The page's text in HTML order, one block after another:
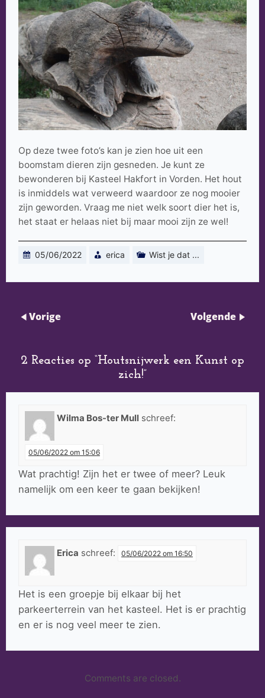
Op deze twee foto’s kan je zien hoe uit een
boomstam dieren zijn gesneden. Je kunt ze
bewonderen bij Kasteel Hakfort in Vorden. Het hout
is inmiddels wat verweerd waardoor ze nog mooier
zijn geworden. Vraag me niet welk soort dier het is,
het staat er helaas niet bij maar mooi zijn ze wel!
05/06/2022 erica Wist je dat ...
Vorige Volgende
2 Reacties op “Houtsnijwerk een Kunst op
zich!”
Wilma Bos-ter Mull schreef:
05/06/2022 om 15:06
Wat prachtig! Zijn het er twee of meer? Leuk
namelijk om een keer te gaan bekijken!
Erica schreef: 05/06/2022 om 16:50
Het is een groepje bij elkaar bij het
parkeerterrein van het kasteel. Het is er prachtig
en er is nog veel meer te zien.
Comments are closed.